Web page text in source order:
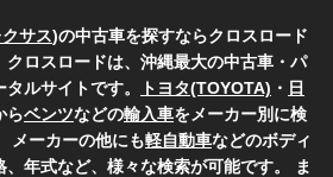
クサス)の中古車を探すならクロスロード
クロスロードは、沖縄最大の中古車・パ
ルサイトです。
トヨタ(TOYOTA) ・ 日
らベンツなどの輸入車をメーカー別に検
メーカーの他にも軽自動車などのボディ
、年式など、様々な検索が可能です。 ま